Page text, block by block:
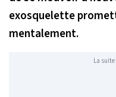
exosquelette
mentalement.
La